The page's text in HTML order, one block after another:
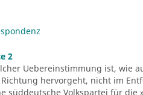
2
Uebereinstimmung ist, wie
hervorgeht, nicht im
süddeutsche Volkspartei für die